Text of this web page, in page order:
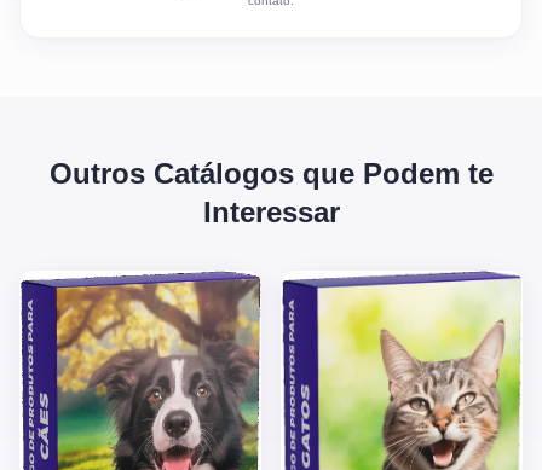
Outros Catálogos que Podem te
Interessar